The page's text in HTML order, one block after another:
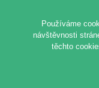
Používáme
návštěvnosti
těchto